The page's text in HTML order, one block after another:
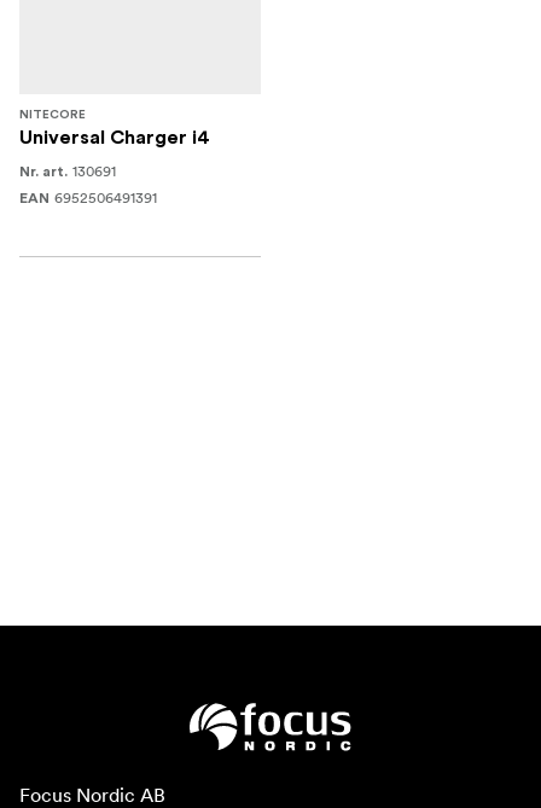
NITECORE
Universal Charger i4
Nr. art. 130691
EAN 6952506491391
Focus Nordic AB